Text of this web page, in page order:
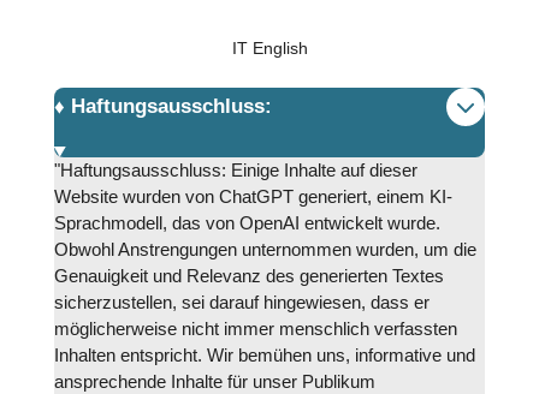
IT English
♦️ Haftungsausschluss:
"Haftungsausschluss: Einige Inhalte auf dieser
Website wurden von ChatGPT generiert, einem KI-
Sprachmodell, das von OpenAI entwickelt wurde.
Obwohl Anstrengungen unternommen wurden, um die
Genauigkeit und Relevanz des generierten Textes
sicherzustellen, sei darauf hingewiesen, dass er
möglicherweise nicht immer menschlich verfassten
Inhalten entspricht. Wir bemühen uns, informative und
ansprechende Inhalte für unser Publikum